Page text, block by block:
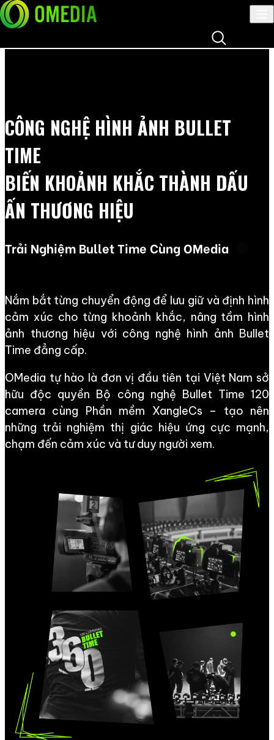
CÔNG NGHỆ HÌNH ẢNH BULLET
TIME
BIẾN KHOẢNH KHẮC THÀNH DẤU
ẤN THƯƠNG HIỆU
Trải Nghiệm Bullet Time Cùng OMedia
Nắm bắt từng chuyển động để lưu giữ và định hình
cảm xúc cho từng khoảnh khắc, nâng tầm hình
ảnh thương hiệu với công nghệ hình ảnh Bullet
Time đẳng cấp.
OMedia tự hào là đơn vị đầu tiên tại Việt Nam sở
hữu độc quyền Bộ công nghệ Bullet Time 120
camera cùng Phần mềm XangleCs – tạo nên
những trải nghiệm thị giác hiệu ứng cực mạnh,
chạm đến cảm xúc và tư duy người xem.